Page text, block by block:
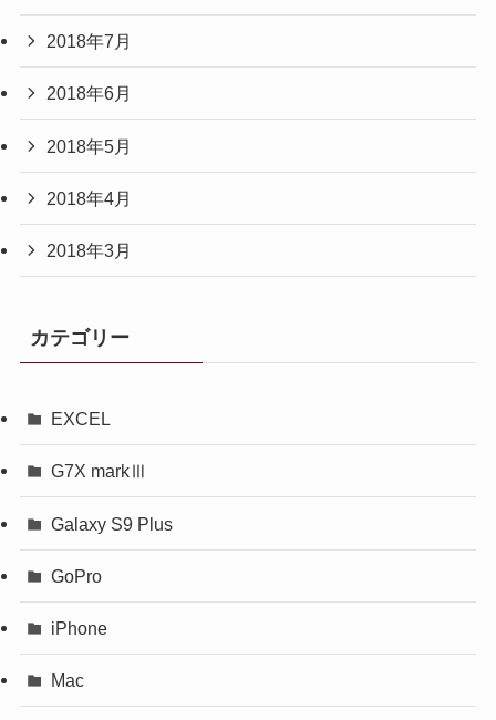
2018年7月
2018年6月
2018年5月
2018年4月
2018年3月
カテゴリー
EXCEL
G7X markⅢ
Galaxy S9 Plus
GoPro
iPhone
Mac